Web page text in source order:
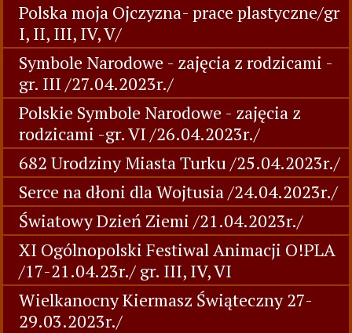
Polska moja Ojczyzna- prace plastyczne/gr
I, II, III, IV, V/
Symbole Narodowe - zajęcia z rodzicami -
gr. III /27.04.2023r./
Polskie Symbole Narodowe - zajęcia z
rodzicami -gr. VI /26.04.2023r./
682 Urodziny Miasta Turku /25.04.2023r./
Serce na dłoni dla Wojtusia /24.04.2023r./
Światowy Dzień Ziemi /21.04.2023r./
XI Ogólnopolski Festiwal Animacji O!PLA
/17-21.04.23r./ gr. III, IV, VI
Wielkanocny Kiermasz Świąteczny 27-
29.03.2023r./